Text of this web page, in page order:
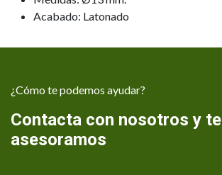
Acabado: Latonado
¿Cómo te podemos ayudar?
Contacta con nosotros y te
asesoramos